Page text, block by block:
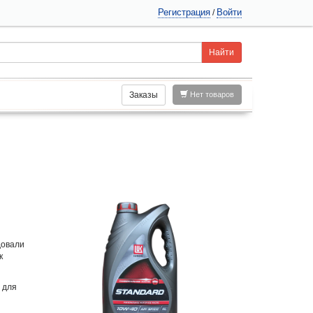
Регистрация / Войти
Нет товаров
Заказы
для